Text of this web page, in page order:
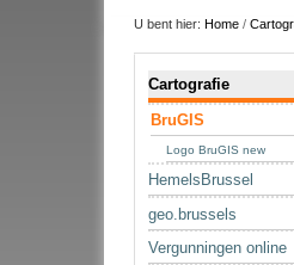
U bent hier: Home /
Cartografie
BruGIS
Logo BruGIS new
HemelsBrussel
geo.brussels
Vergunningen online